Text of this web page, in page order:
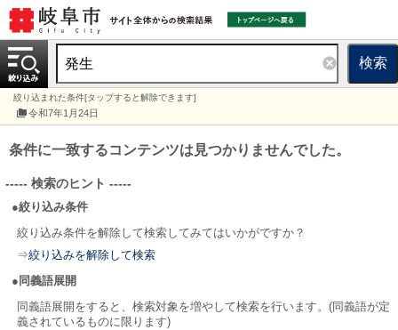
検索
絞り込まれた条件[タップすると解除できます]
令和7年1月24日
条件に一致するコンテンツは見つかりませんでした。
----- 検索のヒント -----
●絞り込み条件
絞り込み条件を解除して検索してみてはいかがですか？
⇒絞り込みを解除して検索
●同義語展開
同義語展開をすると、検索対象を増やして検索を行います。(同義語が定
義されているものに限ります)